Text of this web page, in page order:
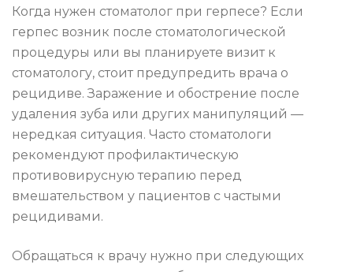
Когда нужен стоматолог при герпесе? Если
герпес возник после стоматологической
процедуры или вы планируете визит к
стоматологу, стоит предупредить врача о
рецидиве. Заражение и обострение после
удаления зуба или других манипуляций —
нередкая ситуация. Часто стоматологи
рекомендуют профилактическую
противовирусную терапию перед
вмешательством у пациентов с частыми
рецидивами.
Обращаться к врачу нужно при следующих